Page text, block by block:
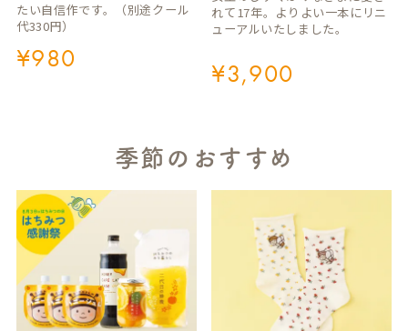
たい自信作です。（別途クール
代330円）
¥980
れて17年。よりよい一本にリニ
ューアルいたしました。
¥3,900
季節のおすすめ